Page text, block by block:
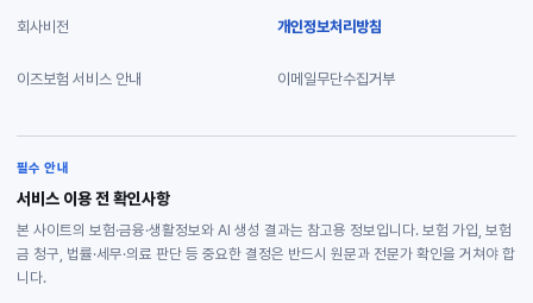
회사비전
이즈보험 서비스 안내
개인정보처리방침
이메일무단수집거부
필수 안내
서비스 이용 전 확인사항
본 사이트의 보험·금융·생활정보와 AI 생성 결과는 참고용 정보입니다. 보험 가입, 보험
금 청구, 법률·세무·의료 판단 등 중요한 결정은 반드시 원문과 전문가 확인을 거쳐야 합
니다.